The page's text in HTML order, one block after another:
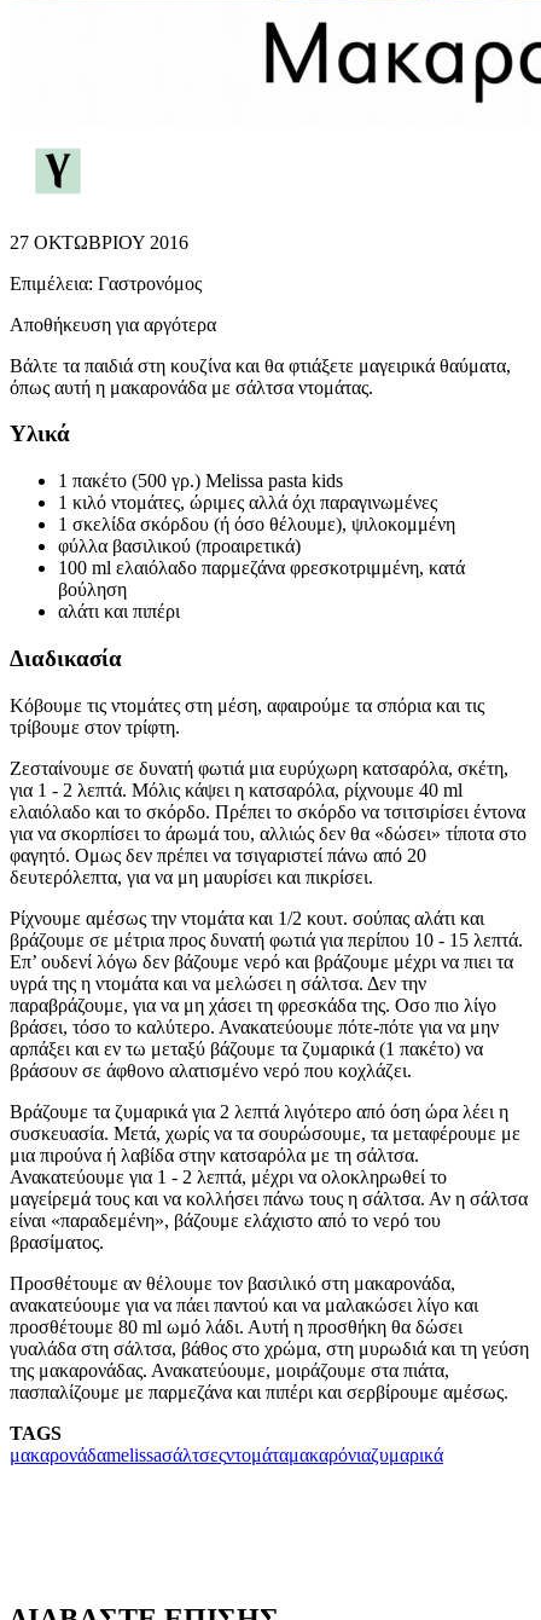
27 ΟΚΤΩΒΡΙΟΥ 2016
Επιμέλεια: Γαστρονόμος
Αποθήκευση για αργότερα
Βάλτε τα παιδιά στη κουζίνα και θα φτιάξετε μαγειρικά θαύματα,
όπως αυτή η μακαρονάδα με σάλτσα ντομάτας.
Υλικά
1 πακέτο (500 γρ.) Melissa pasta kids
1 κιλό ντομάτες, ώριμες αλλά όχι παραγινωμένες
1 σκελίδα σκόρδου (ή όσο θέλουμε), ψιλοκομμένη
φύλλα βασιλικού (προαιρετικά)
100 ml ελαιόλαδο παρμεζάνα φρεσκοτριμμένη, κατά
βούληση
αλάτι και πιπέρι
Διαδικασία
Κόβουμε τις ντομάτες στη μέση, αφαιρούμε τα σπόρια και τις
τρίβουμε στον τρίφτη.
Ζεσταίνουμε σε δυνατή φωτιά μια ευρύχωρη κατσαρόλα, σκέτη,
για 1 - 2 λεπτά. Μόλις κάψει η κατσαρόλα, ρίχνουμε 40 ml
ελαιόλαδο και το σκόρδο. Πρέπει το σκόρδο να τσιτσιρίσει έντονα
για να σκορπίσει το άρωμά του, αλλιώς δεν θα «δώσει» τίποτα στο
φαγητό. Ομως δεν πρέπει να τσιγαριστεί πάνω από 20
δευτερόλεπτα, για να μη μαυρίσει και πικρίσει.
Ρίχνουμε αμέσως την ντομάτα και 1/2 κουτ. σούπας αλάτι και
βράζουμε σε μέτρια προς δυνατή φωτιά για περίπου 10 - 15 λεπτά.
Επ’ ουδενί λόγω δεν βάζουμε νερό και βράζουμε μέχρι να πιει τα
υγρά της η ντομάτα και να μελώσει η σάλτσα. Δεν την
παραβράζουμε, για να μη χάσει τη φρεσκάδα της. Οσο πιο λίγο
βράσει, τόσο το καλύτερο. Ανακατεύουμε πότε-πότε για να μην
αρπάξει και εν τω μεταξύ βάζουμε τα ζυμαρικά (1 πακέτο) να
βράσουν σε άφθονο αλατισμένο νερό που κοχλάζει.
Βράζουμε τα ζυμαρικά για 2 λεπτά λιγότερο από όση ώρα λέει η
συσκευασία. Μετά, χωρίς να τα σουρώσουμε, τα μεταφέρουμε με
μια πιρούνα ή λαβίδα στην κατσαρόλα με τη σάλτσα.
Ανακατεύουμε για 1 - 2 λεπτά, μέχρι να ολοκληρωθεί το
μαγείρεμά τους και να κολλήσει πάνω τους η σάλτσα. Αν η σάλτσα
είναι «παραδεμένη», βάζουμε ελάχιστο από το νερό του
βρασίματος.
Προσθέτουμε αν θέλουμε τον βασιλικό στη μακαρονάδα,
ανακατεύουμε για να πάει παντού και να μαλακώσει λίγο και
προσθέτουμε 80 ml ωμό λάδι. Αυτή η προσθήκη θα δώσει
γυαλάδα στη σάλτσα, βάθος στο χρώμα, στη μυρωδιά και τη γεύση
της μακαρονάδας. Ανακατεύουμε, μοιράζουμε στα πιάτα,
πασπαλίζουμε με παρμεζάνα και πιπέρι και σερβίρουμε αμέσως.
TAGS
μακαρονάδαmelissaσάλτσεςντομάταμακαρόνιαζυμαρικά